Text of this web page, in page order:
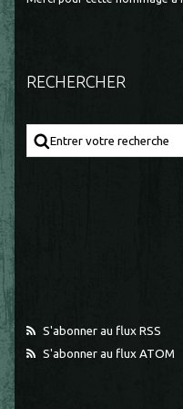
RECHERCHER
S'abonner au flux RSS
S'abonner au flux ATOM